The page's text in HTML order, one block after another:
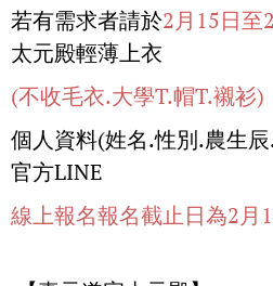
若有需求者請於2月15日至
太元殿輕薄上衣
(不收毛衣.大學T.帽T.襯衫)
個人資料(姓名.性別.農生
官方LINE
線上報名報名截止日為2月